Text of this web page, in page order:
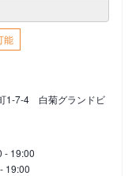
能
1-7-4 白菊グランドビ
- 19:00
19:00